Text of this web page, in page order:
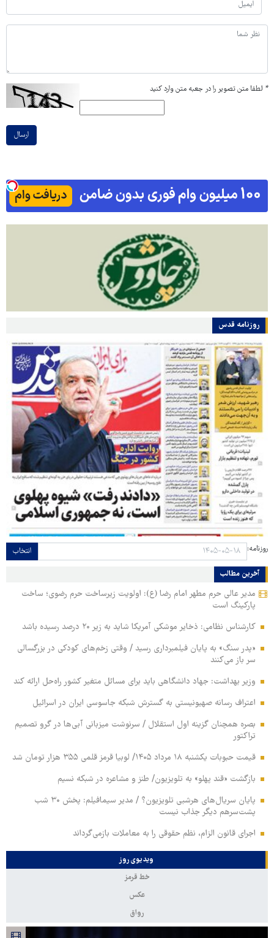
* لطفا متن تصویر را در جعبه متن وارد کنید
ارسال
روزنامه قدس
روزنامه: انتخاب
آخرین مطالب
مدیر عالی حرم مطهر امام رضا (ع): اولویت زیرساخت حرم رضوی؛ ساخت
پارکینگ است
کارشناس نظامی: ذخایر موشکی آمریکا شاید به زیر ۲۰ درصد رسیده باشد
«پدر سنگ» به پایان فیلمبرداری رسید / وقتی زخم‌های کودکی در بزرگسالی
سر باز می‌کنند
وزیر بهداشت: جهاد دانشگاهی باید برای مسائل متغیر کشور راه‌حل ارائه کند
اعتراف رسانه صهیونیستی به گسترش شبکه جاسوسی ایران در اسرائیل
بصره همچنان گزینه اول استقلال / سرنوشت میزبانی آبی‌ها در گرو تصمیم
تراکتور
قیمت حبوبات یکشنبه ۱۸ مرداد ۱۴۰۵/ لوبیا قرمز قلمی ۳۵۵ هزار تومان شد
بازگشت «قند پهلو» به تلویزیون/ طنز و مشاعره در شبکه نسیم
پایان سریال‌های هرشبی تلویزیون؟ / مدیر سیمافیلم: پخش ۳۰ شب
پشت‌سرهم دیگر جذاب نیست
اجرای قانون الزام، نظم حقوقی را به معاملات بازمی‌گرداند
ویدیوی روز
خط قرمز
عکس
رواق